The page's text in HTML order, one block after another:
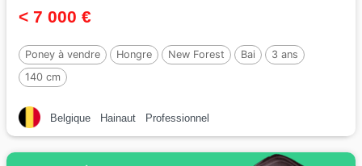
< 7 000 €
Poney à vendre Hongre New Forest Bai
3 ans
140 cm
Belgique Hainaut Professionnel